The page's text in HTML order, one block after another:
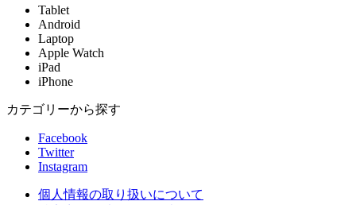
Tablet
Android
Laptop
Apple Watch
iPad
iPhone
カテゴリーから探す
Facebook
Twitter
Instagram
個人情報の取り扱いについて